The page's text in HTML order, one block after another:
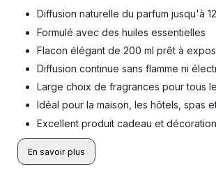
Diffusion naturelle du parfum jusqu'à
Formulé avec des huiles essentielles
Flacon élégant de 200 ml prêt à
Diffusion continue sans flamme ni
Large choix de fragrances pour tous
Idéal pour la maison, les hôtels, spas
Excellent produit cadeau et
En savoir plus